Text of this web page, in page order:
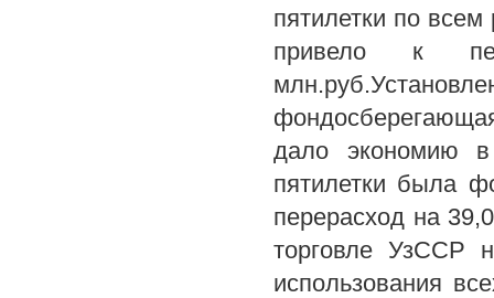
пятилетки по
привело к
дало экономию
пятилетки была
перерасход на
торговле УзССР
использования